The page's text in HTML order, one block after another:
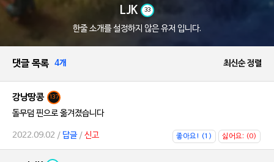
LJK 33
한줄 소개를 설정하지 않은 유저 입니다.
댓글 목록 4개 최신순 정렬
강낭땅콩 137
돌무덤 핀으로 옮겨졌습니다
2022.09.02 / 답글/ 신고 좋아요! (1) 싫어요; (0)